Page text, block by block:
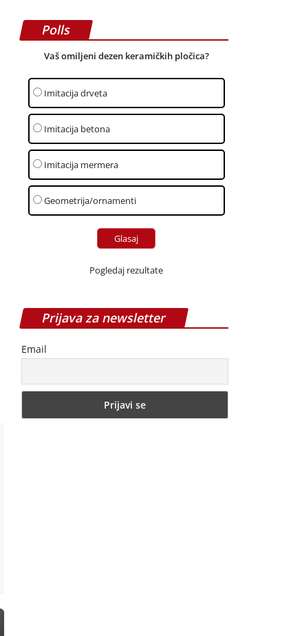
Polls
Vaš omiljeni dezen keramičkih pločica?
Imitacija drveta
Imitacija betona
Imitacija mermera
Geometrija/ornamenti
Pogledaj rezultate
Prijava za newsletter
Email